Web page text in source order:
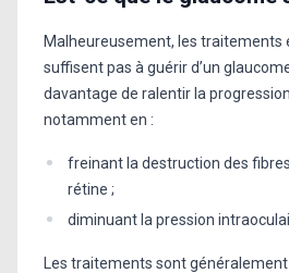
Malheureusement, les traitements
suffisent pas à guérir d’un
davantage de ralentir la
notamment en :
freinant la destruction des
rétine ;
diminuant la pression
Les traitements sont